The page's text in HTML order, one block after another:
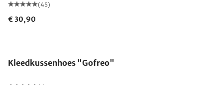
(45)
€ 30,90
Kleedkussenhoes "Gofreo"